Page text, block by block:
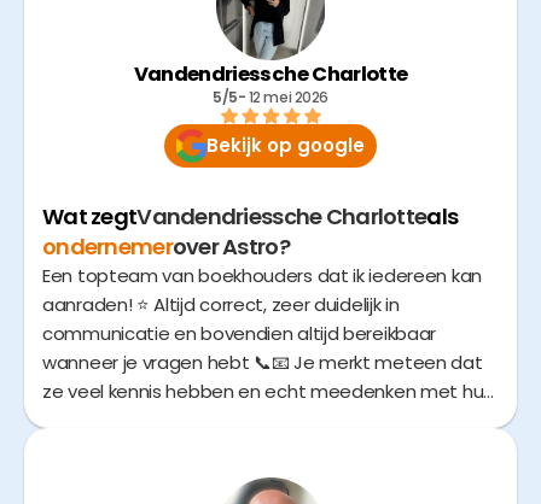
Vandendriessche Charlotte
5/5- 12 mei 2026
Bekijk op google
Wat zegtVandendriessche Charlotteals
ondernemerover Astro?
Een topteam van boekhouders dat ik iedereen kan
aanraden! ⭐️ Altijd correct, zeer duidelijk in
communicatie en bovendien altijd bereikbaar
wanneer je vragen hebt 📞📧 Je merkt meteen dat
ze veel kennis hebben en echt meedenken met hun